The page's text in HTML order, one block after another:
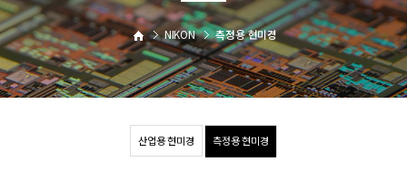
산업용 현미경 측정용 현미경
NIKON 측정용 현미경